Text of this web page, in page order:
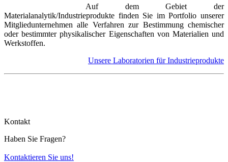
Auf dem Gebiet der
Materialanalytik/Industrieprodukte finden Sie im Portfolio unserer
Mitgliedunternehmen alle Verfahren zur Bestimmung chemischer
oder bestimmter physikalischer Eigenschaften von Materialien und
Werkstoffen.
Unsere Laboratorien für Industrieprodukte
Kontakt
Haben Sie Fragen?
Kontaktieren Sie uns!